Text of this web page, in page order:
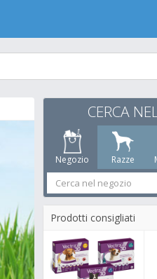
CERCA
Negozio Razze
Prodotti consigliati